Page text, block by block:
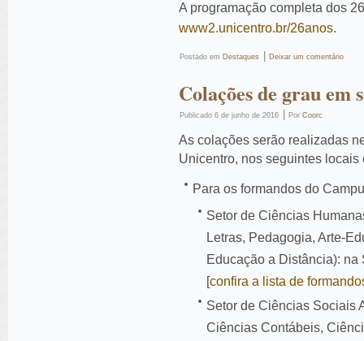
A programação completa dos
www2.unicentro.br/26anos.
Postado em Destaques Deixar um comentário
Colações de grau em
Publicado 6 de junho de 2016 Por Coorc
As colações serão realizadas
Unicentro, nos seguintes locais
Para os formandos do
Setor de Ciências
Letras, Pedagogia, Arte-
Educação a Distância):
[confira a lista de
Setor de Ciências Sociais
Ciências Contábeis,